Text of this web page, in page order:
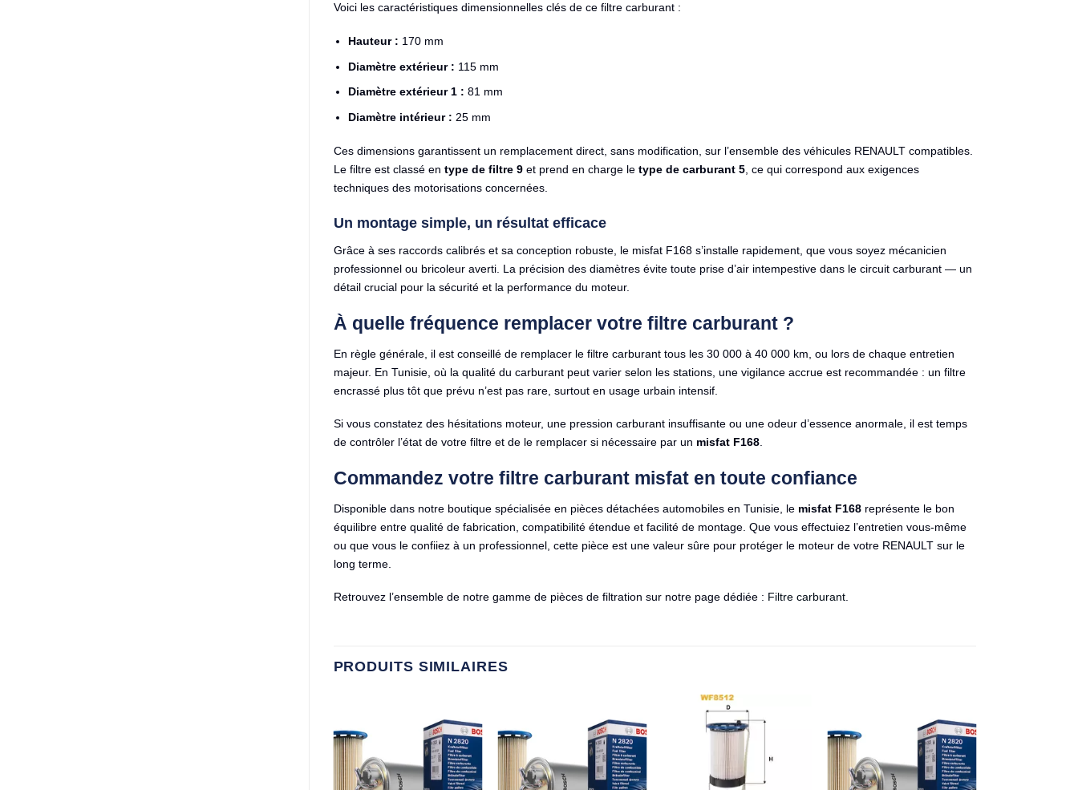
Voici les caractéristiques dimensionnelles clés de ce filtre carburant :
Hauteur : 170 mm
Diamètre extérieur : 115 mm
Diamètre extérieur 1 : 81 mm
Diamètre intérieur : 25 mm
Ces dimensions garantissent un remplacement direct, sans modification, sur l’ensemble des véhicules RENAULT compatibles.
Le filtre est classé en type de filtre 9et prend en charge le type de carburant 5, ce qui correspond aux exigences
techniques des motorisations concernées.
Un montage simple, un résultat efficace
Grâce à ses raccords calibrés et sa conception robuste, le misfat F168 s’installe rapidement, que vous soyez mécanicien
professionnel ou bricoleur averti. La précision des diamètres évite toute prise d’air intempestive dans le circuit carburant — un
détail crucial pour la sécurité et la performance du moteur.
À quelle fréquence remplacer votre filtre carburant ?
En règle générale, il est conseillé de remplacer le filtre carburant tous les 30 000 à 40 000 km, ou lors de chaque entretien
majeur. En Tunisie, où la qualité du carburant peut varier selon les stations, une vigilance accrue est recommandée : un filtre
encrassé plus tôt que prévu n’est pas rare, surtout en usage urbain intensif.
Si vous constatez des hésitations moteur, une pression carburant insuffisante ou une odeur d’essence anormale, il est temps
de contrôler l’état de votre filtre et de le remplacer si nécessaire par un misfat F168.
Commandez votre filtre carburant misfat en toute confiance
Disponible dans notre boutique spécialisée en pièces détachées automobiles en Tunisie, le misfat F168représente le bon
équilibre entre qualité de fabrication, compatibilité étendue et facilité de montage. Que vous effectuiez l’entretien vous-même
ou que vous le confiiez à un professionnel, cette pièce est une valeur sûre pour protéger le moteur de votre RENAULT sur le
long terme.
Retrouvez l’ensemble de notre gamme de pièces de filtration sur notre page dédiée : Filtre carburant.
PRODUITS SIMILAIRES